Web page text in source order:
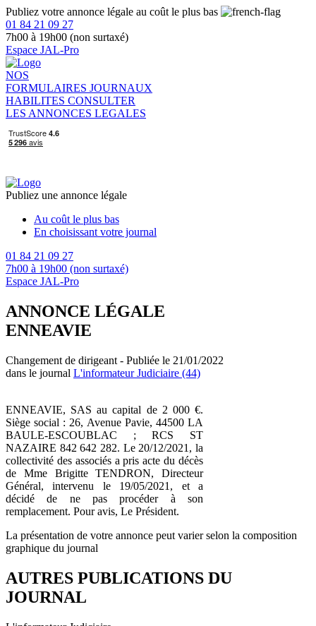
Publiez votre annonce légale au coût le plus bas
01 84 21 09 27
7h00 à 19h00 (non surtaxé)
Espace JAL-Pro
NOS
FORMULAIRES JOURNAUX
HABILITES CONSULTER
LES ANNONCES LEGALES
Publiez une annonce légale
Au coût le plus bas
En choisissant votre journal
01 84 21 09 27
7h00 à 19h00 (non surtaxé)
Espace JAL-Pro
ANNONCE LÉGALE
ENNEAVIE
Changement de dirigeant - Publiée le 21/01/2022
dans le journal L'informateur Judiciaire (44)
ENNEAVIE, SAS au capital de 2 000 €.
Siège social : 26, Avenue Pavie, 44500 LA
BAULE-ESCOUBLAC ; RCS ST
NAZAIRE 842 642 282. Le 20/12/2021, la
collectivité des associés a pris acte du décès
de Mme Brigitte TENDRON, Directeur
Général, intervenu le 19/05/2021, et a
décidé de ne pas procéder à son
remplacement. Pour avis, Le Président.
La présentation de votre annonce peut varier selon la composition
graphique du journal
AUTRES PUBLICATIONS DU
JOURNAL